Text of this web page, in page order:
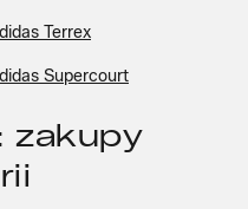
Terrex
Supercourt
zakupy